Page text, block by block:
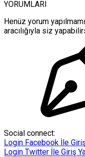
YORUMLARI
Henüz yorum
aracılığıyla siz
Social connect:
Login Facebook İle
Login Twitter İle Giriş